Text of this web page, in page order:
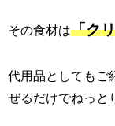
その食材は「ク
代用品としてもご
ぜるだけでねっと